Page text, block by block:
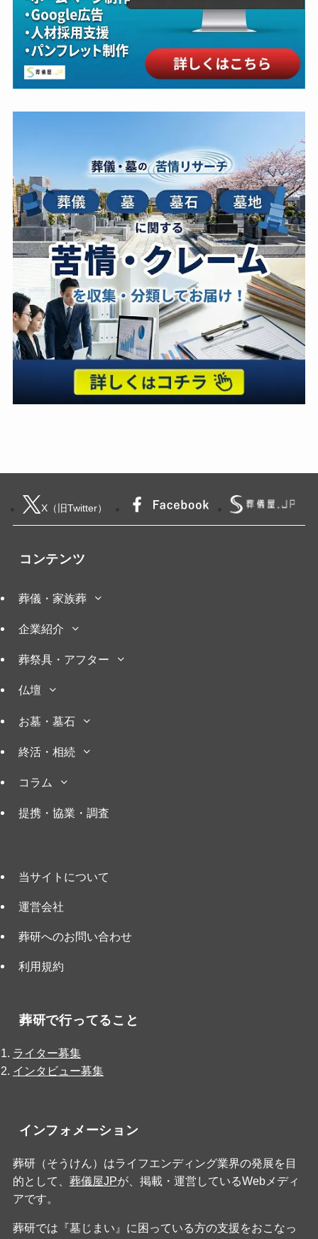
X（旧Twitter）
コンテンツ
葬儀・家族葬
企業紹介
葬祭具・アフター
仏壇
お墓・墓石
終活・相続
コラム
提携・協業・調査
当サイトについて
運営会社
葬研へのお問い合わせ
利用規約
葬研で行ってること
ライター募集
インタビュー募集
インフォメーション
葬研（そうけん）はライフエンディング業界の発展を目
的として、 葬儀屋JPが、掲載・運営しているWebメディ
アです。
葬研では『墓じまい』に困っている方の支援をおこなっ